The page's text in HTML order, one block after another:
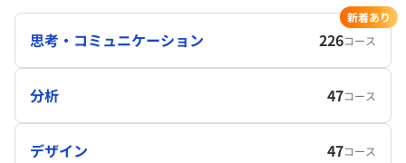
思考・コミュニケーション 226コース
新着あり
分析 47コース
デザイン 47コース